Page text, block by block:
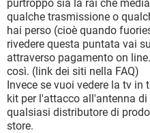
purtroppo sia la rai che
qualche trasmissione o
hai perso (cioè quando
rivedere questa puntata vai
attraverso pagamento on
così. (link dei siti nella FAQ)
Invece se vuoi vedere la tv
kit per l'attacco all'antenna
qualsiasi distributore di
store.